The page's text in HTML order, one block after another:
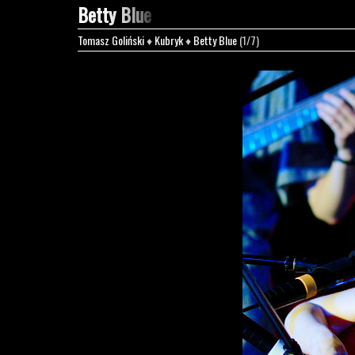
Betty Blue
Tomasz Goliński♦Kubryk♦Betty Blue(1/7)